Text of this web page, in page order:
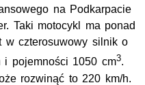
na Podkarpacie
Taki motocykl ma ponad
w czterosuwowy silnik o
i pojemności 1050 cm3.
rozwinąć to 220 km/h.